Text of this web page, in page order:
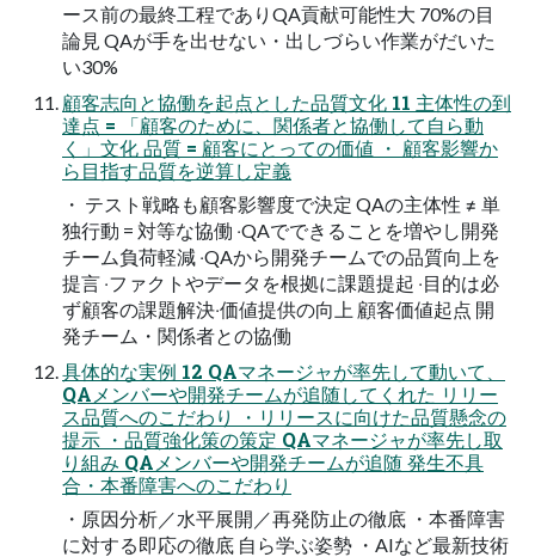
ース前の最終工程でありQA貢献可能性大 70%の目
論見 QAが手を出せない・出しづらい作業がだいた
い30%
顧客志向と協働を起点とした品質⽂化 11 主体性の到
達点 = 「顧客のために、関係者と協働して自ら動
く」文化 品質 = 顧客にとっての価値 ・ 顧客影響か
ら目指す品質を逆算し定義
・ テスト戦略も顧客影響度で決定 QAの主体性 ≠ 単
独⾏動 = 対等な協働 ‧QAでできることを増やし開発
チーム負荷軽減 ‧QAから開発チームでの品質向上を
提⾔ ‧ファクトやデータを根拠に課題提起 ‧⽬的は必
ず顧客の課題解決‧価値提供の向上 顧客価値起点 開
発チーム・関係者との協働
具体的な実例 12 QAマネージャが率先して動いて、
QAメンバーや開発チームが追随してくれた リリー
ス品質へのこだわり ・リリースに向けた品質懸念の
提示 ・品質強化策の策定 QAマネージャが率先し取
り組み QAメンバーや開発チームが追随 発生不具
合・本番障害へのこだわり
・原因分析／水平展開／再発防止の徹底 ・本番障害
に対する即応の徹底 自ら学ぶ姿勢 ・AIなど最新技術